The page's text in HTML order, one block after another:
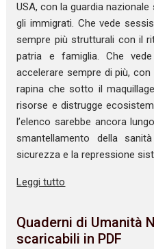
USA, con la guardia
gli immigrati. Che vede
sempre più strutturali con il
patria e famiglia. Che
accelerare sempre di più,
rapina che sotto il
risorse e distrugge
l’elenco sarebbe ancora
smantellamento della
sicurezza e la repressione
Leggi tutto
Quaderni di Umanità
scaricabili in PDF